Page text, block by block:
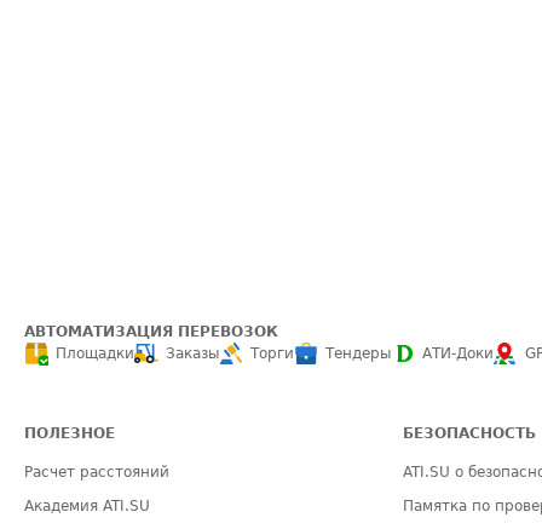
АВТОМАТИЗАЦИЯ ПЕРЕВОЗОК
Площадки
Заказы Торги Тендеры АТИ-Доки
ПОЛЕЗНОЕ
Расчет расстояний
Академия ATI.SU
БЕЗОПАСНОСТЬ
ATI.SU о
Памятка по